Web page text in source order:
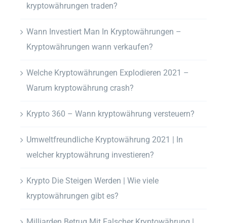
kryptowährungen traden?
Wann Investiert Man In Kryptowährungen –
Kryptowährungen wann verkaufen?
Welche Kryptowährungen Explodieren 2021 –
Warum kryptowährung crash?
Krypto 360 – Wann kryptowährung versteuern?
Umweltfreundliche Kryptowährung 2021 | In
welcher kryptowährung investieren?
Krypto Die Steigen Werden | Wie viele
kryptowährungen gibt es?